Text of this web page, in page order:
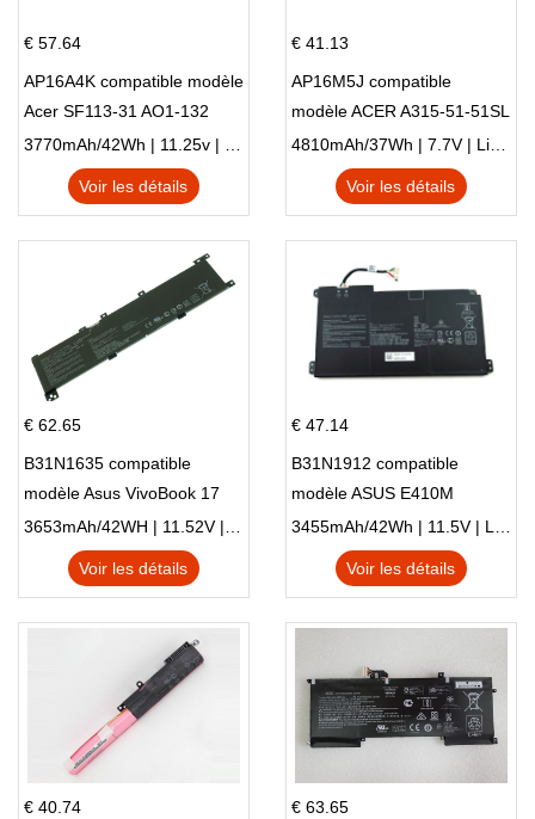
€ 57.64
AP16A4K compatible modèle
Acer SF113-31 AO1-132
NE132
3770mAh/42Wh | 11.25v | Li-ion ...
Voir les détails
€ 41.13
AP16M5J compatible
modèle ACER A315-51-51SL
N17Q1 SERIES
4810mAh/37Wh | 7.7V | Li-ion ...
Voir les détails
€ 62.65
B31N1635 compatible
modèle Asus VivoBook 17
X705NC X705UA X705UV
X705UN X705UD
3653mAh/42WH | 11.52V | Li-ion ...
Voir les détails
€ 47.14
B31N1912 compatible
modèle ASUS E410M
E410MA L410MA
3455mAh/42Wh | 11.5V | Li-ion ...
Voir les détails
€ 40.74
€ 63.65